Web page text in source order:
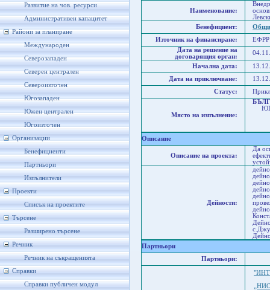
Развитие на чов. ресурси
Административен капацитет
Райони за планиране
Международен
Северозападен
Северен централен
Североизточен
Югозападен
Южен централен
Югоизточен
Организации
Бенефициенти
Партньори
Изпълнители
Проекти
Списък на проектите
Търсене
Разширено търсене
Речник
Речник на съкращенията
Справки
Справки публичен модул
Наименование:
Бенефициент:
Източник на финансиране:
Дата на решение на
договарящия орган:
Начална дата:
Дата на приключване:
Статус:
Място на изпълнение:
Описание
Описание на проекта:
Да
Дейности:
Партньори
Партньори: